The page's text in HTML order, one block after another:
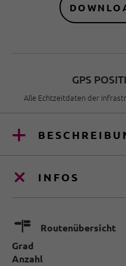
GPS
Alle Echtzeitdaten der
INFOS
🍫
Routenübersicht
Grad
Anzahl